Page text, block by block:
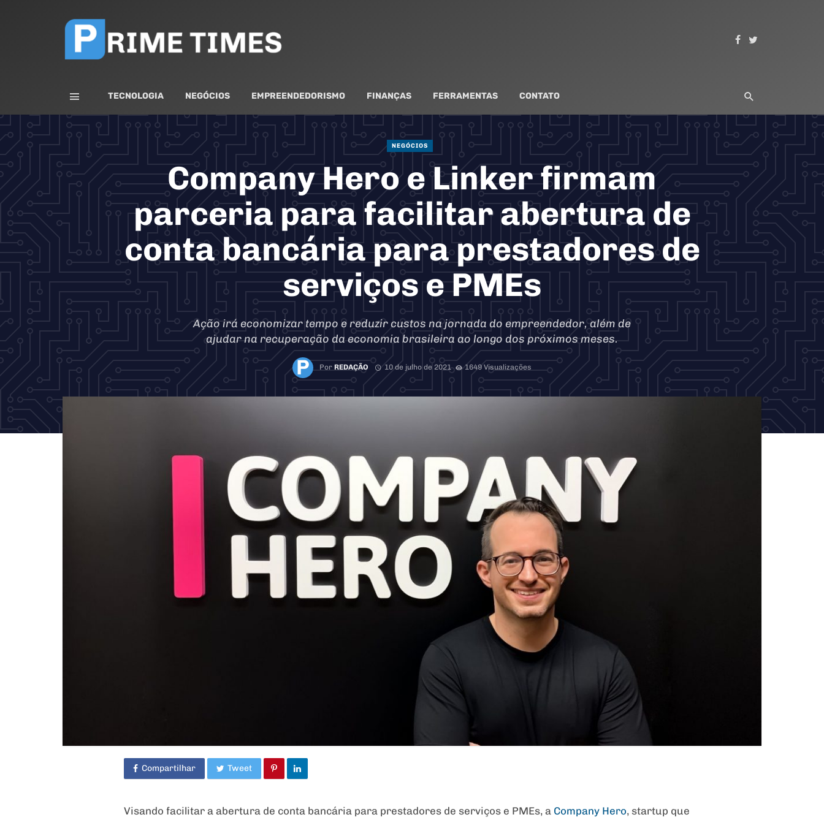
TECNOLOGIA NEGÓCIOS EMPREENDEDORISMO FINANÇAS FERRAMENTAS CONTATO
NEGÓCIOS
Company Hero e Linker firmam
parceria para facilitar abertura de
conta bancária para prestadores de
serviços e PMEs
Ação irá economizar tempo e reduzir custos na jornada do empreendedor, além de
ajudar na recuperação da economia brasileira ao longo dos próximos meses.
Por REDAÇÃO 10 de julho de 2021 1649 Visualizações
Compartilhar Tweet
Visando facilitar a abertura de conta bancária para prestadores de serviços e PMEs, a Company Hero, startup que